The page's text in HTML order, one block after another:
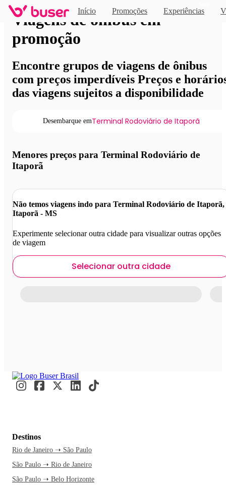
Início Promoções Experiências
Viagens de ônibus em
promoção
Encontre grupos de viagens de ônibus
com preços imperdíveis Preços e
das viagens sujeitos a disponibilidade
Desembarque emTerminal Rodoviário de Itaporã
Menores preços para Terminal Rodoviário de
Itaporã
Não temos viagens indo para Terminal Rodoviário de Itaporã,
Itaporã - MS
Experimente selecionar outra cidade para visualizar outras opções
de viagem
Selecionar outra cidade
Destinos
Rio de Janeiro ➝ São Paulo
São Paulo ➝ Rio de Janeiro
São Paulo ➝ Belo Horizonte